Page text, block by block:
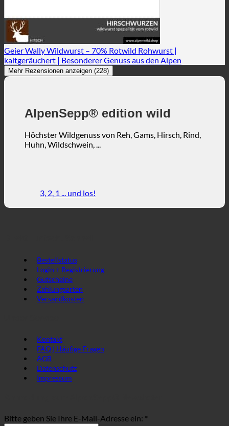
Geier Wally Wildwurst – 70% Rotwild Rohwurst |
kaltgeräuchert | Besonderer Genuss aus den Alpen
Mehr Rezensionen anzeigen (228)
AlpenSepp® edition wild
Höchster Wildgenuss von Reh, Gams, Hirsch, Rind,
Huhn, Wildschwein, ...
3, 2, 1 ... und los!
Bestellstatus
Login + Registrierung
Gutscheine
Zahlungsarten
Versandkosten
Kontakt
FAQ | Häufige Fragen
AGB
Datenschutz
Impressum
Bitte geben Sie Ihre E-Mail-Adresse ein: *